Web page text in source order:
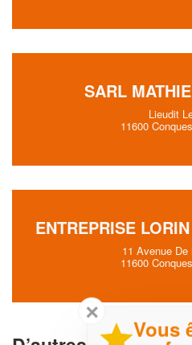
SARL
Lieudit
11600
ENTREPRISE
11 Avenue De
11600
✕
Vous